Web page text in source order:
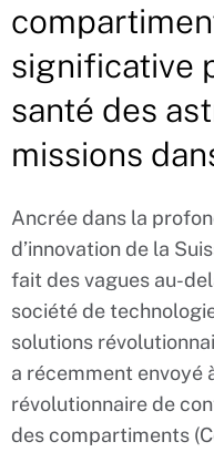
significative
santé des
missions
Ancrée dans la
d’innovation de la
fait des vagues au-
société de
solutions
a récemment envoyé
révolutionnaire de
des compartiments